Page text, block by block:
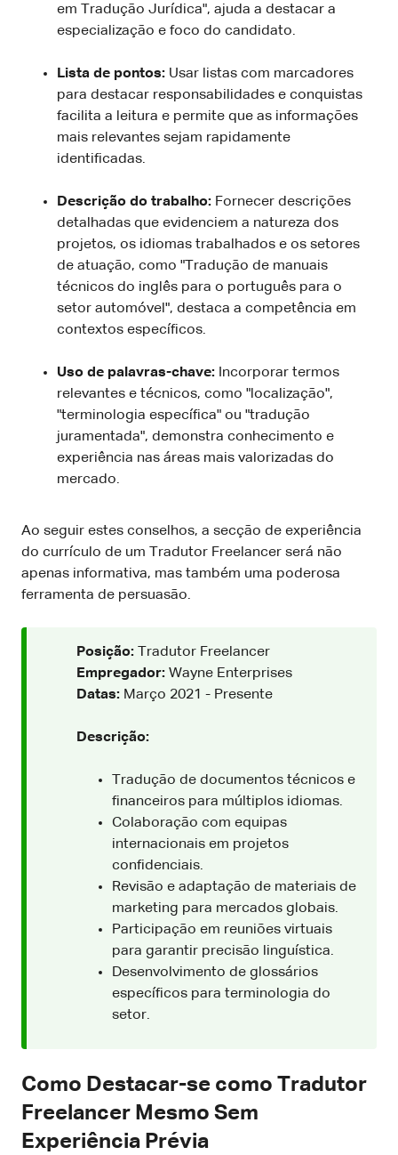
em Tradução Jurídica", ajuda a destacar a
especialização e foco do candidato.
Lista de pontos: Usar listas com marcadores
para destacar responsabilidades e conquistas
facilita a leitura e permite que as informações
mais relevantes sejam rapidamente
identificadas.
Descrição do trabalho: Fornecer descrições
detalhadas que evidenciem a natureza dos
projetos, os idiomas trabalhados e os setores
de atuação, como "Tradução de manuais
técnicos do inglês para o português para o
setor automóvel", destaca a competência em
contextos específicos.
Uso de palavras-chave: Incorporar termos
relevantes e técnicos, como "localização",
"terminologia específica" ou "tradução
juramentada", demonstra conhecimento e
experiência nas áreas mais valorizadas do
mercado.
Ao seguir estes conselhos, a secção de experiência
do currículo de um Tradutor Freelancer será não
apenas informativa, mas também uma poderosa
ferramenta de persuasão.
Posição: Tradutor Freelancer
Empregador: Wayne Enterprises
Datas: Março 2021 - Presente
Descrição:
Tradução de documentos técnicos e
financeiros para múltiplos idiomas.
Colaboração com equipas
internacionais em projetos
confidenciais.
Revisão e adaptação de materiais de
marketing para mercados globais.
Participação em reuniões virtuais
para garantir precisão linguística.
Desenvolvimento de glossários
específicos para terminologia do
setor.
Como Destacar-se como Tradutor
Freelancer Mesmo Sem
Experiência Prévia